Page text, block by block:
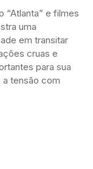
“Atlanta” e filmes
uma
em transitar
cruas e
para sua
a tensão com